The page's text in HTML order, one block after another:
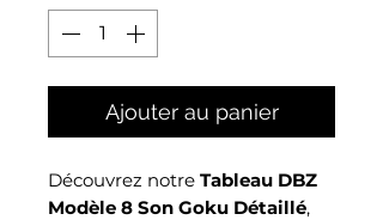
Ajouter au panier
Découvrez notre Tableau DBZ
Modèle 8 Son Goku Détaillé,